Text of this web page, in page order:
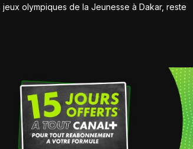
olympiques de la Jeunesse à Dakar, reste